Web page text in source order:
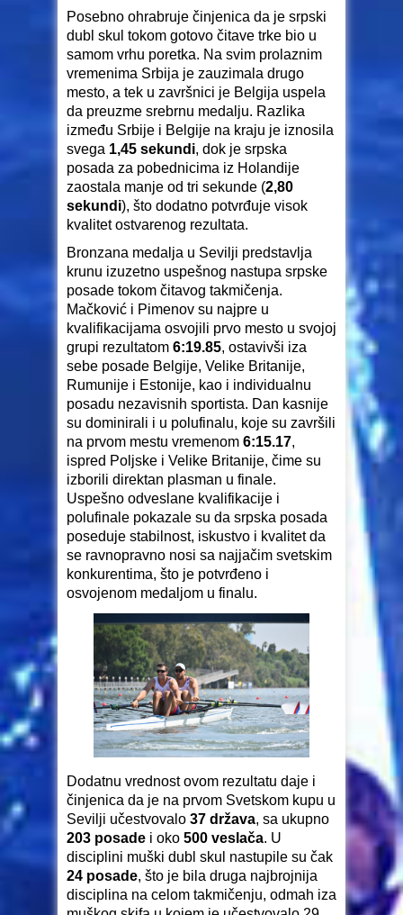
Posebno ohrabruje činjenica da je srpski
dubl skul tokom gotovo čitave trke bio u
samom vrhu poretka. Na svim prolaznim
vremenima Srbija je zauzimala drugo
mesto, a tek u završnici je Belgija uspela
da preuzme srebrnu medalju. Razlika
između Srbije i Belgije na kraju je iznosila
svega 1,45 sekundi, dok je srpska
posada za pobednicima iz Holandije
zaostala manje od tri sekunde (2,80
sekundi), što dodatno potvrđuje visok
kvalitet ostvarenog rezultata.
Bronzana medalja u Sevilji predstavlja
krunu izuzetno uspešnog nastupa srpske
posade tokom čitavog takmičenja.
Mačković i Pimenov su najpre u
kvalifikacijama osvojili prvo mesto u svojoj
grupi rezultatom 6:19.85, ostavivši iza
sebe posade Belgije, Velike Britanije,
Rumunije i Estonije, kao i individualnu
posadu nezavisnih sportista. Dan kasnije
su dominirali i u polufinalu, koje su završili
na prvom mestu vremenom 6:15.17,
ispred Poljske i Velike Britanije, čime su
izborili direktan plasman u finale.
Uspešno odveslane kvalifikacije i
polufinale pokazale su da srpska posada
poseduje stabilnost, iskustvo i kvalitet da
se ravnopravno nosi sa najjačim svetskim
konkurentima, što je potvrđeno i
osvojenom medaljom u finalu.
Dodatnu vrednost ovom rezultatu daje i
činjenica da je na prvom Svetskom kupu u
Sevilji učestvovalo 37 država, sa ukupno
203 posade i oko 500 veslača. U
disciplini muški dubl skul nastupile su čak
24 posade, što je bila druga najbrojnija
disciplina na celom takmičenju, odmah iza